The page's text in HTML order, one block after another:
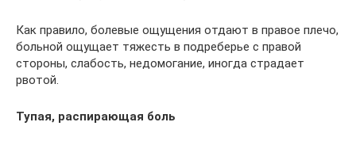
Как правило, болевые ощущения отдают в правое плечо,
больной ощущает тяжесть в подреберье с правой
стороны, слабость, недомогание, иногда страдает
рвотой.
Тупая, распирающая боль